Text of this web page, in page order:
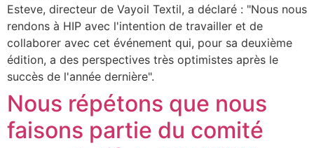
Esteve, directeur de Vayoil Textil, a déclaré : "Nous nous
rendons à HIP avec l'intention de travailler et de
collaborer avec cet événement qui, pour sa deuxième
édition, a des perspectives très optimistes après le
succès de l'année dernière".
Nous répétons que nous
faisons partie du comité